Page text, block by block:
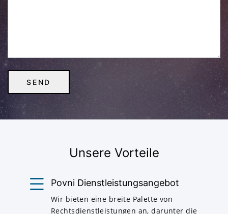
Unsere Vorteile
Povni Dienstleistungsangebot
Wir bieten eine breite Palette von
Rechtsdienstleistungen an, darunter die